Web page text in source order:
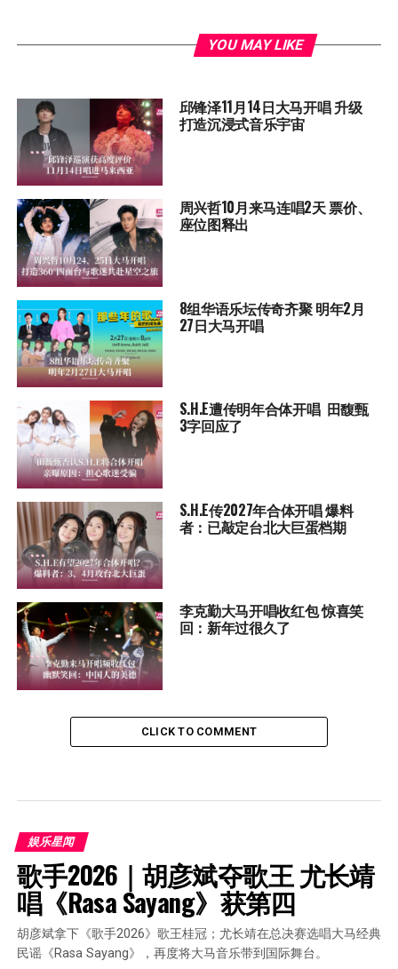
YOU MAY LIKE
邱锋泽11月14日大马开唱 升级
打造沉浸式音乐宇宙
周兴哲10月来马连唱2天 票价、
座位图释出
8组华语乐坛传奇⻬聚 明年2月
27日大马开唱
S.H.E遭传明年合体开唱 田馥甄
3字回应了
S.H.E传2027年合体开唱 爆料
者：已敲定台北大巨蛋档期
李克勤大马开唱收红包 惊喜笑
回：新年过很久了
CLICK TO COMMENT
娱乐星闻
歌手2026｜胡彦斌夺歌王 尤长靖
唱《Rasa Sayang》获第四
胡彦斌拿下《歌手2026》歌王桂冠；尤长靖在总决赛选唱大马经典
民谣《Rasa Sayang》，再度将大马音乐带到国际舞台。